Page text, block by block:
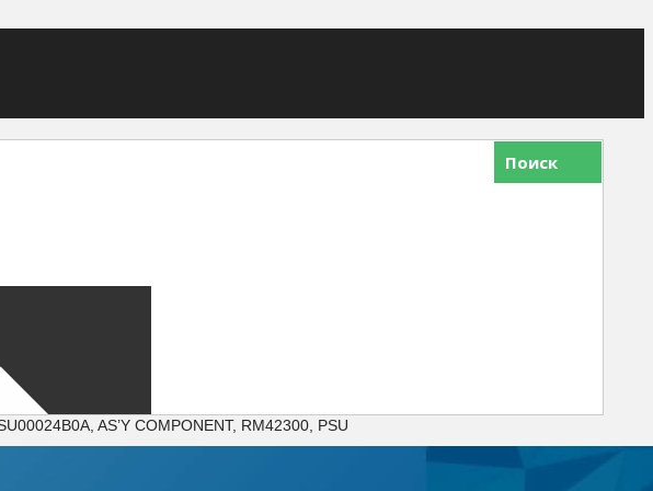
Поиск
AS’Y COMPONENT, RM42300, PSU